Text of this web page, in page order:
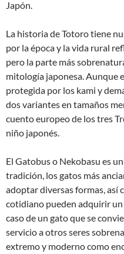
Japón.
La historia de Totoro tiene
por la época y la vida rural
pero la parte más
mitología japonesa. Aunque
protegida por los kami y
dos variantes en tamaños
cuento europeo de los tres
niño japonés.
El Gatobus o Nekobasu es
tradición, los gatos más
adoptar diversas formas, así
cotidiano pueden adquirir un
caso de un gato que se
servicio a otros seres
extremo y moderno como